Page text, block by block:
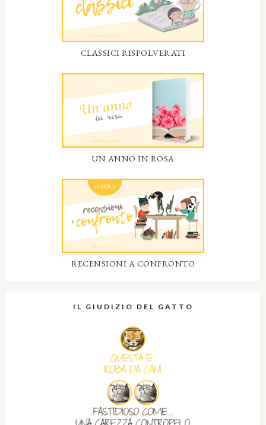
CLASSICI RISPOLVERATI
UN ANNO IN ROSA
RECENSIONI A CONFRONTO
IL GIUDIZIO DEL GATTO